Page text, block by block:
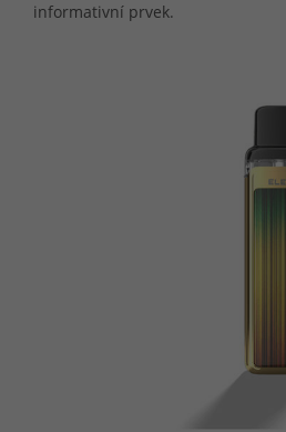
informativní prvek.